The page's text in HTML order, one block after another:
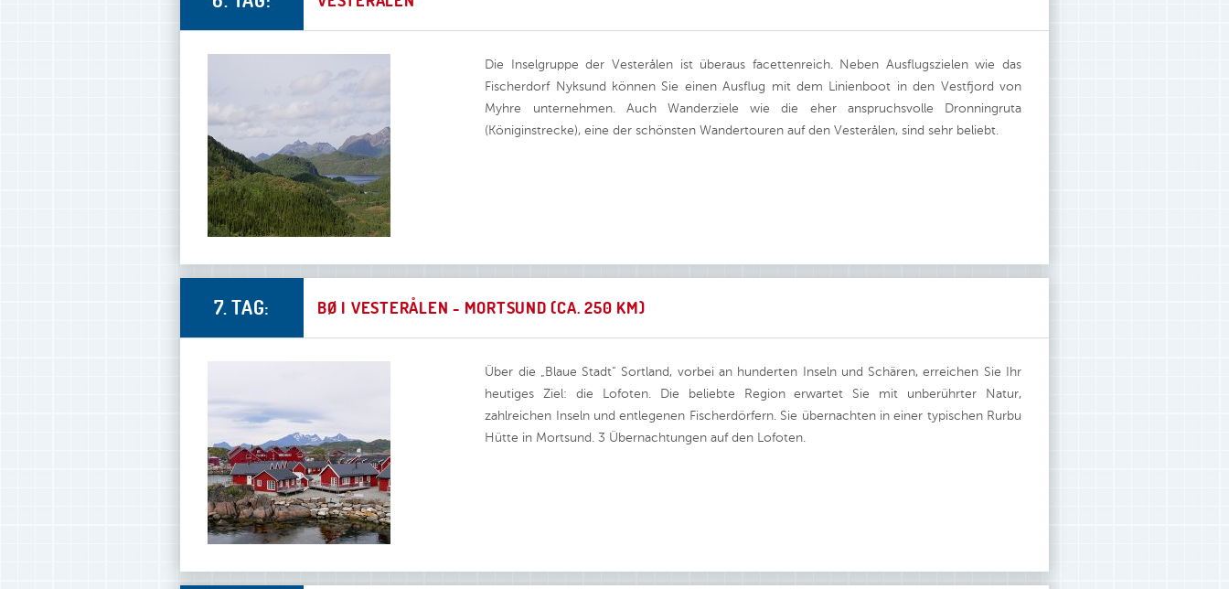
Die Inselgruppe der Vesterålen ist überaus facettenreich. Neben Ausflugszielen wie das
Fischerdorf Nyksund können Sie einen Ausflug mit dem Linienboot in den Vestfjord von
Myhre unternehmen. Auch Wanderziele wie die eher anspruchsvolle Dronningruta
(Königinstrecke), eine der schönsten Wandertouren auf den Vesterålen, sind sehr beliebt.
7. TAG: BØ I VESTERÅLEN - MORTSUND (CA. 250 KM)
Über die „Blaue Stadt“ Sortland, vorbei an hunderten Inseln und Schären, erreichen Sie Ihr
heutiges Ziel: die Lofoten. Die beliebte Region erwartet Sie mit unberührter Natur,
zahlreichen Inseln und entlegenen Fischerdörfern. Sie übernachten in einer typischen Rurbu
Hütte in Mortsund. 3 Übernachtungen auf den Lofoten.